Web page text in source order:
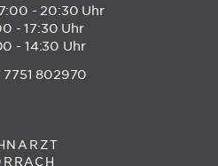
- 20:30 Uhr
- 17:30 Uhr
- 14:30 Uhr
7751 802970